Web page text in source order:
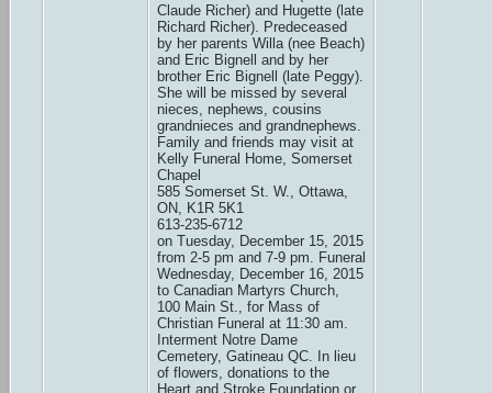
Claude Richer) and Hugette (late
Richard Richer). Predeceased
by her parents Willa (nee Beach)
and Eric Bignell and by her
brother Eric Bignell (late Peggy).
She will be missed by several
nieces, nephews, cousins
grandnieces and grandnephews.
Family and friends may visit at
Kelly Funeral Home, Somerset
Chapel
585 Somerset St. W., Ottawa,
ON, K1R 5K1
613-235-6712
on Tuesday, December 15, 2015
from 2-5 pm and 7-9 pm. Funeral
Wednesday, December 16, 2015
to Canadian Martyrs Church,
100 Main St., for Mass of
Christian Funeral at 11:30 am.
Interment Notre Dame
Cemetery, Gatineau QC. In lieu
of flowers, donations to the
Heart and Stroke Foundation or